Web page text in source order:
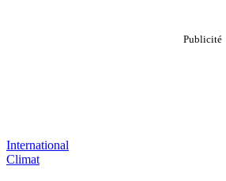
International
Climat